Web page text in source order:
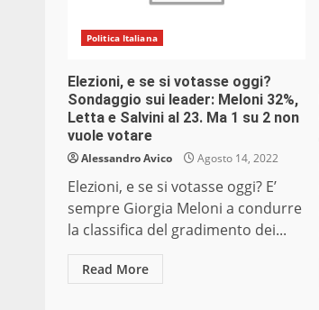
Politica Italiana
Elezioni, e se si votasse oggi?
Sondaggio sui leader: Meloni 32%,
Letta e Salvini al 23. Ma 1 su 2 non
vuole votare
Alessandro Avico Agosto 14, 2022
Elezioni, e se si votasse oggi? E’
sempre Giorgia Meloni a condurre
la classifica del gradimento dei...
Read More